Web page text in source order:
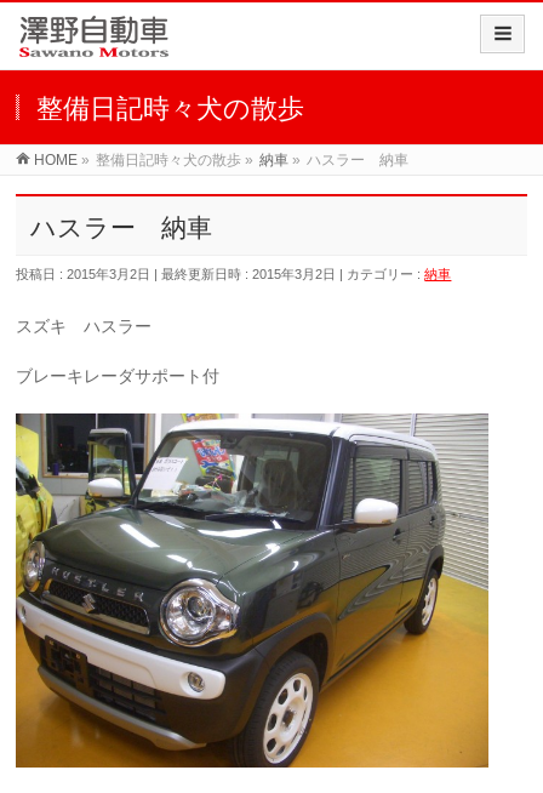
整備日記時々犬の散歩
HOME » 整備日記時々犬の散歩 » 納車 » ハスラー 納車
ハスラー 納車
投稿日 : 2015年3月2日 最終更新日時 : 2015年3月2日 カテゴリー :納車
スズキ ハスラー
ブレーキレーダサポート付